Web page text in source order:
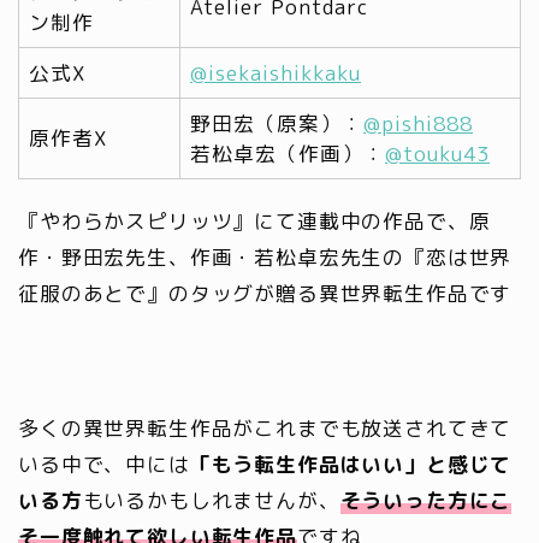
ン制作
Atelier Pontdarc
公式X @isekaishikkaku
原作者X
野田宏（原案）： @pishi888
若松卓宏（作画）： @touku43
『やわらかスピリッツ』にて連載中の作品で、原
作・野田宏先生、作画・若松卓宏先生の『恋は世界
征服のあとで』のタッグが贈る異世界転生作品です
多くの異世界転生作品がこれまでも放送されてきて
いる中で、中には 「もう転生作品はいい」と感じて
いる方もいるかもしれませんが、 そういった方にこ
そ一度触れて欲しい転生作品ですね